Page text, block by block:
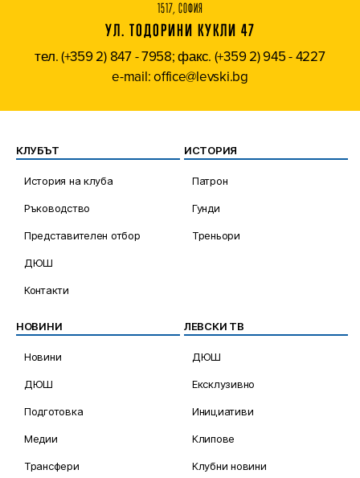
1517, СОФИЯ
УЛ. ТОДОРИНИ КУКЛИ 47
тел. (+359 2) 847 - 7958; факс. (+359 2) 945 - 4227
e-mail: office@levski.bg
КЛУБЪТ
История на клуба
Ръководство
Представителен отбор
ДЮШ
Контакти
ИСТОРИЯ
Патрон
Гунди
Треньори
НОВИНИ
Новини
ДЮШ
Подготовка
Медии
Трансфери
ЛЕВСКИ ТВ
ДЮШ
Ексклузивно
Инициативи
Клипове
Клубни новини